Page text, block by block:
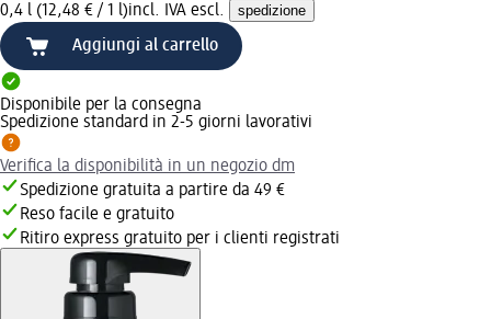
0,4 l (12,48 € / 1 l)incl. IVA escl. spedizione
Aggiungi al carrello
Disponibile per la consegna
Spedizione standard in 2-5 giorni lavorativi
Verifica la disponibilità in un negozio dm
Spedizione gratuita a partire da 49 €
Reso facile e gratuito
Ritiro express gratuito per i clienti registrati